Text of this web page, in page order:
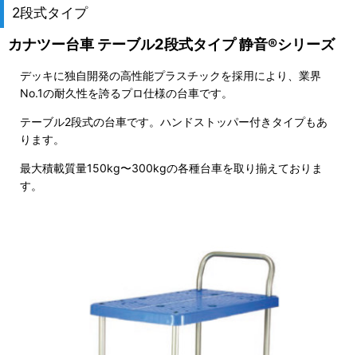
2段式タイプ
カナツー台車 テーブル2段式タイプ 静音®シリーズ
デッキに独自開発の高性能プラスチックを採用により、業界
No.1の耐久性を誇るプロ仕様の台車です。
テーブル2段式の台車です。ハンドストッパー付きタイプもあ
ります。
最大積載質量150kg〜300kgの各種台車を取り揃えておりま
す。